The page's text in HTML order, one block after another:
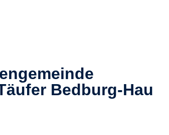
Bedburg-Hau​